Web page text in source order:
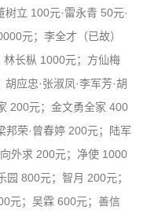
立 100元·雷永青 50元·
元；李全才（已故）
长枞 1000元；方仙梅
应忠·张淑凤·李军芳·胡
200元；金文勇全家 400
邦荣·曾春婷 200元；陆军
外求 200元；净使 1000
800元；智月 200元；
元；吴霖 600元；善信